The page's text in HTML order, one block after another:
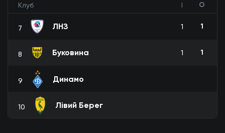
Клуб І О
7 ЛНЗ 1 1
8 Буковина 1 1
9 Динамо
10 Лівий Берег